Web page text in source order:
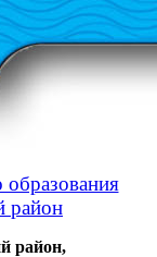
район
район,